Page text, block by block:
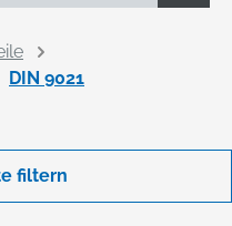
DIN 9021
filtern